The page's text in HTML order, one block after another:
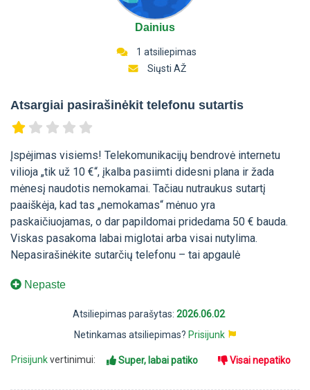
Dainius
1 atsiliepimas
Siųsti AŽ
Atsargiai pasirašinėkit telefonu sutartis
Įspėjimas visiems! Telekomunikacijų bendrovė internetu
vilioja „tik už 10 €“, įkalba pasiimti didesni plana ir žada
mėnesį naudotis nemokamai. Tačiau nutraukus sutartį
paaiškėja, kad tas „nemokamas“ mėnuo yra
paskaičiuojamas, o dar papildomai pridedama 50 € bauda.
Viskas pasakoma labai miglotai arba visai nutylima.
Nepasirašinėkite sutarčių telefonu – tai apgaulė
Nepaste
Atsiliepimas parašytas: 2026.06.02
Netinkamas atsiliepimas? Prisijunk
Prisijunkvertinimui: Super, labai patiko Visai nepatiko